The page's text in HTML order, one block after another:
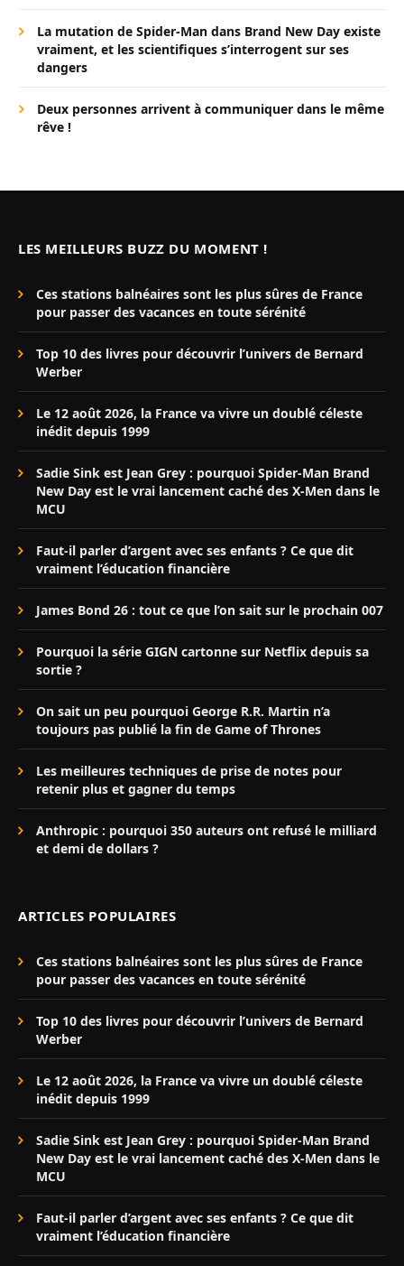
La mutation de Spider-Man dans Brand New Day existe
vraiment, et les scientifiques s’interrogent sur ses
dangers
Deux personnes arrivent à communiquer dans le même
rêve !
LES MEILLEURS BUZZ DU MOMENT !
Ces stations balnéaires sont les plus sûres de France
pour passer des vacances en toute sérénité
Top 10 des livres pour découvrir l’univers de Bernard
Werber
Le 12 août 2026, la France va vivre un doublé céleste
inédit depuis 1999
Sadie Sink est Jean Grey : pourquoi Spider-Man Brand
New Day est le vrai lancement caché des X-Men dans le
MCU
Faut-il parler d’argent avec ses enfants ? Ce que dit
vraiment l’éducation financière
James Bond 26 : tout ce que l’on sait sur le prochain 007
Pourquoi la série GIGN cartonne sur Netflix depuis sa
sortie ?
On sait un peu pourquoi George R.R. Martin n’a
toujours pas publié la fin de Game of Thrones
Les meilleures techniques de prise de notes pour
retenir plus et gagner du temps
Anthropic : pourquoi 350 auteurs ont refusé le milliard
et demi de dollars ?
ARTICLES POPULAIRES
Ces stations balnéaires sont les plus sûres de France
pour passer des vacances en toute sérénité
Top 10 des livres pour découvrir l’univers de Bernard
Werber
Le 12 août 2026, la France va vivre un doublé céleste
inédit depuis 1999
Sadie Sink est Jean Grey : pourquoi Spider-Man Brand
New Day est le vrai lancement caché des X-Men dans le
MCU
Faut-il parler d’argent avec ses enfants ? Ce que dit
vraiment l’éducation financière